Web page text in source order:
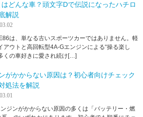
どんな車？頭文字Dで伝説になったハチロ
解説
は、単なる古いスポーツカーではありません。軽
アウトと高回転型4A-Gエンジンによる“操る楽し
くの車好きに愛され続け[…]
がかからない原因は？初心者向けチェック
処法を解説
ジンがかからない原因の多くは「バッテリー・燃